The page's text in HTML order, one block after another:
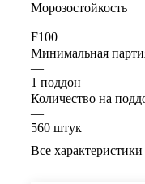
Морозостойкость
—
F100
Минимальная
—
1 поддон
Количество на
—
560 штук
Все характеристики